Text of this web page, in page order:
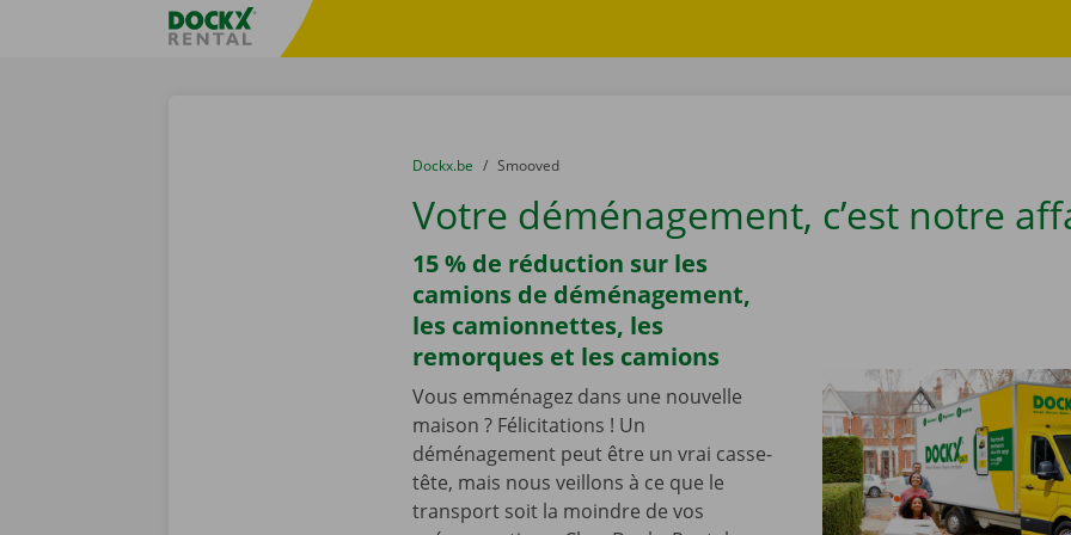
sitename
You are here:
du
Dockx.be to
Smooved
Votre déménagement, c’est notre
15 % de réduction sur les
camions de déménagement,
les camionnettes, les
remorques et les camions
Vous emménagez dans une nouvelle
maison ? Félicitations ! Un
déménagement peut être un vrai casse-
tête, mais nous veillons à ce que le
transport soit la moindre de vos